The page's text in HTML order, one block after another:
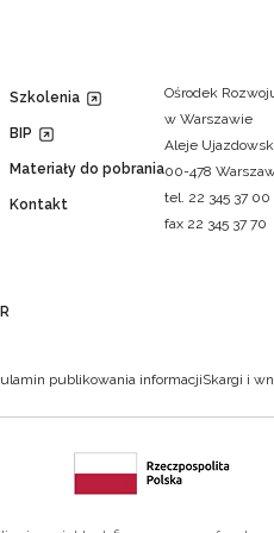
Szkolenia
BIP
Materiały do pobrania
Kontakt
Ośrodek
w Warszawie
Aleje
00-478
tel. 22 345 37 00
fax 22 345 37 70
publikowania informacjiSkargi i